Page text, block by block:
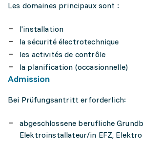
Les domaines principaux sont :
l'installation
la sécurité électrotechnique
les activités de contrôle
la planification (occasionnelle)
Admission
Bei Prüfungsantritt erforderlich:
abgeschlossene berufliche
Elektroinstallateur/in EFZ,